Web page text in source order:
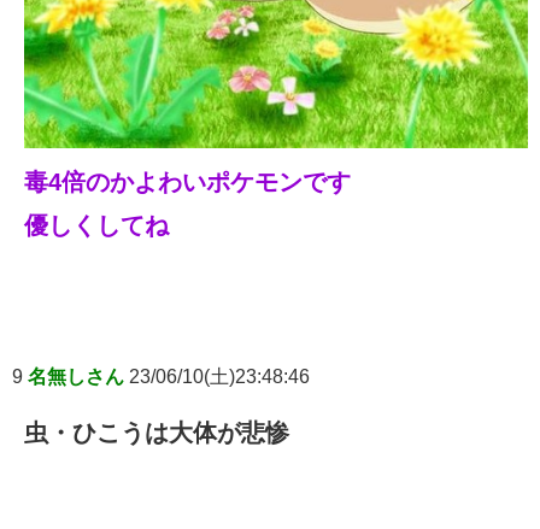
毒4倍のかよわいポケモンです
優しくしてね
9 名無しさん 23/06/10(土)23:48:46
虫・ひこうは大体が悲惨